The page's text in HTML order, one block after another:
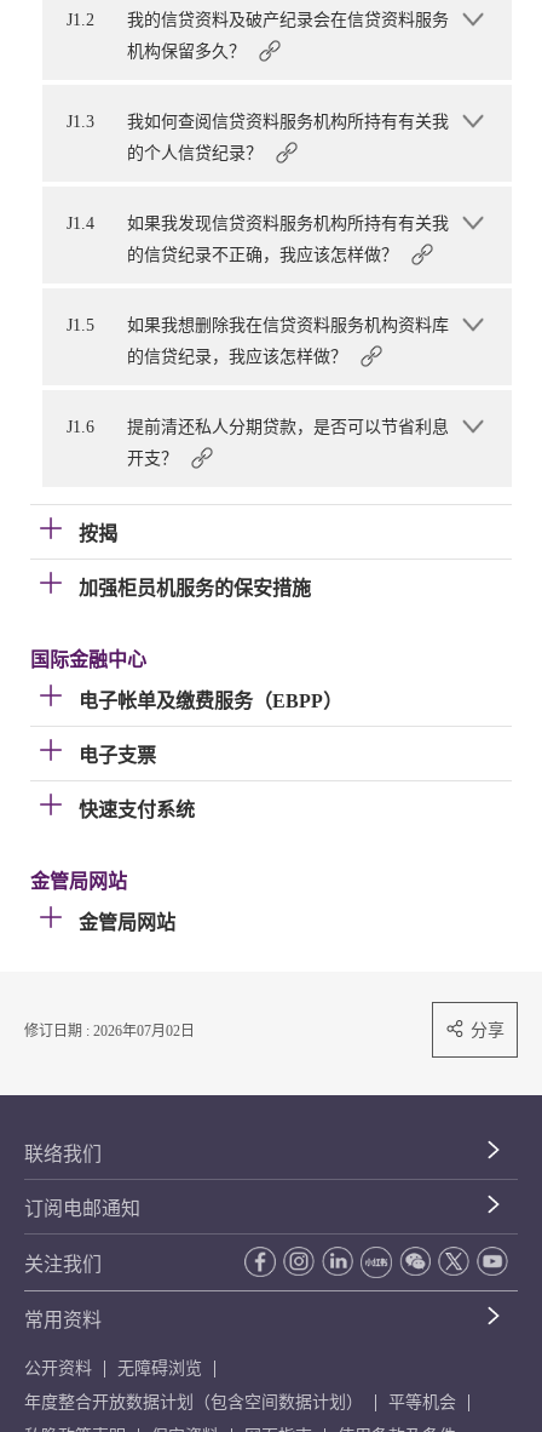
J1.2
我的信贷资料及破产纪录会在信贷资料服务
机构保留多久？
J1.3
我如何查阅信贷资料服务机构所持有有关我
的个人信贷纪录？
J1.4
如果我发现信贷资料服务机构所持有有关我
的信贷纪录不正确，我应该怎样做？
J1.5
如果我想删除我在信贷资料服务机构资料库
的信贷纪录，我应该怎样做？
J1.6
提前清还私人分期贷款，是否可以节省利息
开支？
按揭
加强柜员机服务的保安措施
国际金融中心
电子帐单及缴费服务（EBPP）
电子支票
快速支付系统
金管局网站
金管局网站
修订日期 : 2026年07月02日 分享
联络我们
订阅电邮通知
关注我们
常用资料
公开资料
无障碍浏览
年度整合开放数据计划（包含空间数据计划）
平等机会